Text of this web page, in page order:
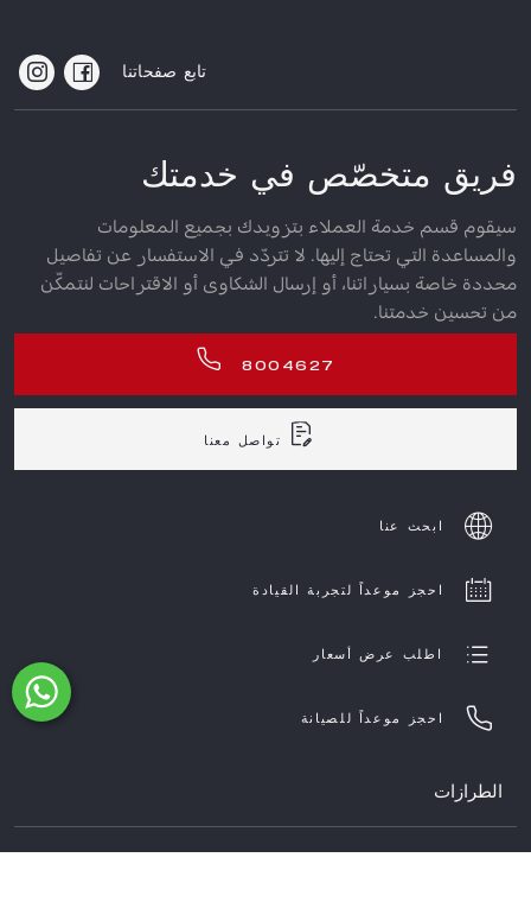
تابع صفحاتنا
فريق متخصّص في خدمتك
سيقوم قسم خدمة العملاء بتزويدك بجميع المعلومات
والمساعدة التي تحتاج إليها. لا تتردّد في الاستفسار عن تفاصيل
محددة خاصة بسياراتنا، أو إرسال الشكاوى أو الاقتراحات لنتمكّن
من تحسين خدمتنا.
8004627
تواصل معنا
ابحث عنا
احجز موعداً لتجربة القيادة
اطلب عرض أسعار
احجز موعداً للصيانة
الطرازات